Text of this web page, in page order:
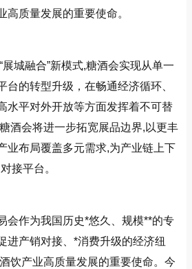
高质量发展的重要使命。
城融合”新模式,糖酒会实现从单一
台的转型升级，在畅通经济循环、
水平对外开放等方面发挥着不可替
酒会将进一步拓宽展品边界,以更丰
业布局覆盖多元需求,为产业链上下
接平台。
会作为我国历史*悠久、规模**的专
进产销对接、*消费升级的经济纽
饮产业高质量发展的重要使命。今